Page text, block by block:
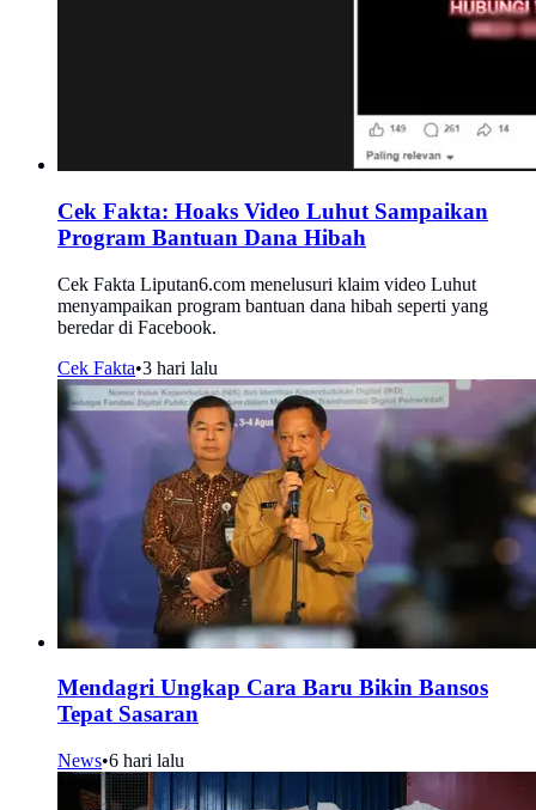
Cek Fakta: Hoaks Video Luhut Sampaikan
Program Bantuan Dana Hibah
Cek Fakta Liputan6.com menelusuri klaim video Luhut
menyampaikan program bantuan dana hibah seperti yang
beredar di Facebook.
Cek Fakta•3 hari lalu
Mendagri Ungkap Cara Baru Bikin Bansos
Tepat Sasaran
News•6 hari lalu